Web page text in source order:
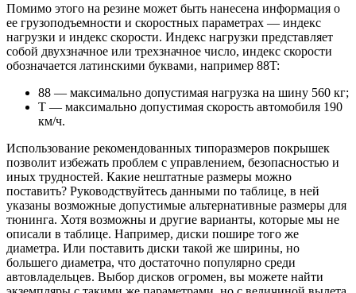
Помимо этого на резине может быть нанесена информация о
ее грузоподъемности и скоростных параметрах — индекс
нагрузки и индекс скорости. Индекс нагрузки представляет
собой двухзначное или трехзначное число, индекс скорости
обозначается латинскими буквами, например 88T:
88 — максимально допустимая нагрузка на шину 560 кг;
T — максимально допустимая скорость автомобиля 190
км/ч.
Использование рекомендованных типоразмеров покрышек
позволит избежать проблем с управлением, безопасностью и
иных трудностей. Какие нештатные размеры можно
поставить? Руководствуйтесь данными по таблице, в ней
указаны возможные допустимые альтернативные размеры для
тюнинга. Хотя возможны и другие варианты, которые мы не
описали в таблице. Например, диски пошире того же
диаметра. Или поставить диски такой же ширины, но
большего диаметра, что достаточно популярно среди
автовладельцев. Выбор дисков огромен, вы можете найти